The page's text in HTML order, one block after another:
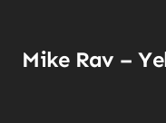
Mike Rav –